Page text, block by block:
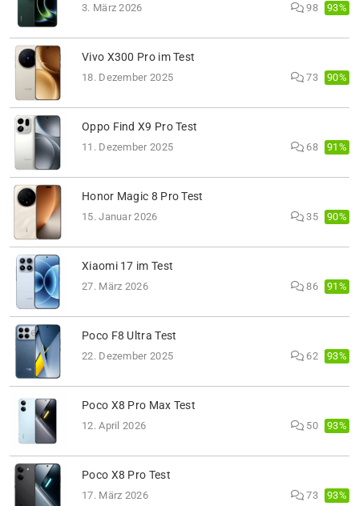
3. März 2026 98 93%
Vivo X300 Pro im Test
18. Dezember 2025 73 90%
Oppo Find X9 Pro Test
11. Dezember 2025 68 91%
Honor Magic 8 Pro Test
15. Januar 2026 35 90%
Xiaomi 17 im Test
27. März 2026 86 91%
Poco F8 Ultra Test
22. Dezember 2025 62 93%
Poco X8 Pro Max Test
12. April 2026 50 93%
Poco X8 Pro Test
17. März 2026 73 93%